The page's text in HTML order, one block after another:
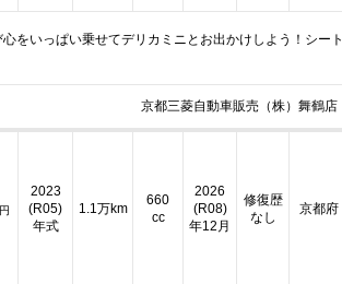
をいっぱい乗せてデリカミニとお出かけしよう！シート
京都三菱自動車販売（株）舞鶴店
2023
(R05)
年式
1.1万km
660
cc
2026
(R08)
年12月
修復歴
なし
京都府